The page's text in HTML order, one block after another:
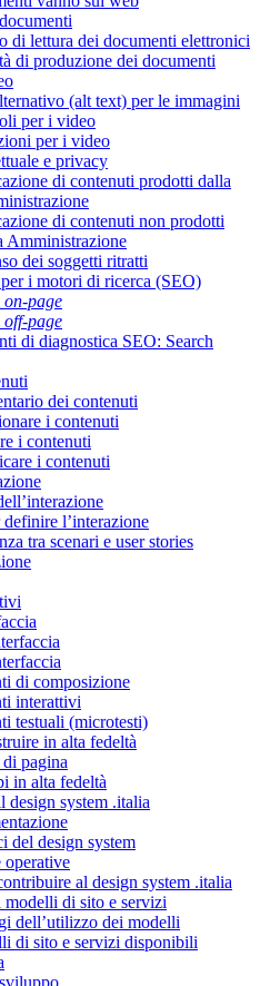
di lettura dei documenti elettronici
di produzione dei documenti
(alt text) per le immagini
per i video
per i video
e privacy
di contenuti prodotti dalla
di contenuti non prodotti
Amministrazione
dei soggetti ritratti
i motori di ricerca (SEO)
on-page
off-page
di diagnostica SEO: Search
dei contenuti
i contenuti
i contenuti
i contenuti
l’interazione
tra scenari e user stories
di composizione
interattivi
testuali (microtesti)
in alta fedeltà
pagina
in alta fedeltà
design system .italia
del design system
operative
al design system .italia
modelli di sito e servizi
dell’utilizzo dei modelli
di sito e servizi disponibili